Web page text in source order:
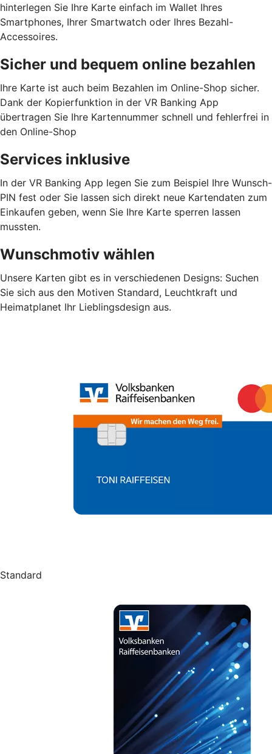
hinterlegen Sie Ihre Karte einfach im Wallet Ihres
Smartphones, Ihrer Smartwatch oder Ihres Bezahl-
Accessoires.
Sicher und bequem online bezahlen
Ihre Karte ist auch beim Bezahlen im Online-Shop sicher.
Dank der Kopierfunktion in der VR Banking App
übertragen Sie Ihre Kartennummer schnell und fehlerfrei in
den Online-Shop
Services inklusive
In der VR Banking App legen Sie zum Beispiel Ihre Wunsch-
PIN fest oder Sie lassen sich direkt neue Kartendaten zum
Einkaufen geben, wenn Sie Ihre Karte sperren lassen
mussten.
Wunschmotiv wählen
Unsere Karten gibt es in verschiedenen Designs: Suchen
Sie sich aus den Motiven Standard, Leuchtkraft und
Heimatplanet Ihr Lieblingsdesign aus.
Standard